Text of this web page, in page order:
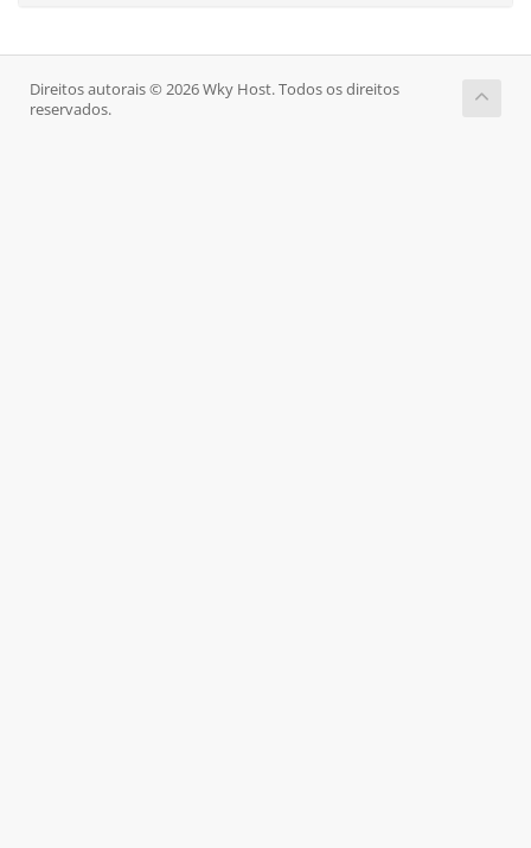
Direitos autorais © 2026 Wky Host. Todos os direitos
reservados.